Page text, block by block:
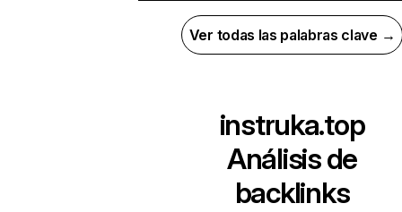
Ver todas las palabras clave →
instruka.top
Análisis de
backlinks